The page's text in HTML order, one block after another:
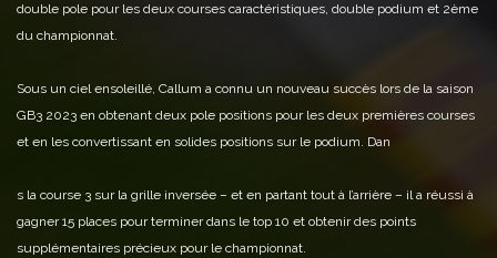
double pole pour les deux courses caractéristiques, double podium et 2ème
du championnat.
Sous un ciel ensoleillé, Callum a connu un nouveau succès lors de la saison
GB3 2023 en obtenant deux pole positions pour les deux premières courses
et en les convertissant en solides positions sur le podium. Dan
s la course 3 sur la grille inversée – et en partant tout à l’arrière – il a réussi à
gagner 15 places pour terminer dans le top 10 et obtenir des points
supplémentaires précieux pour le championnat.